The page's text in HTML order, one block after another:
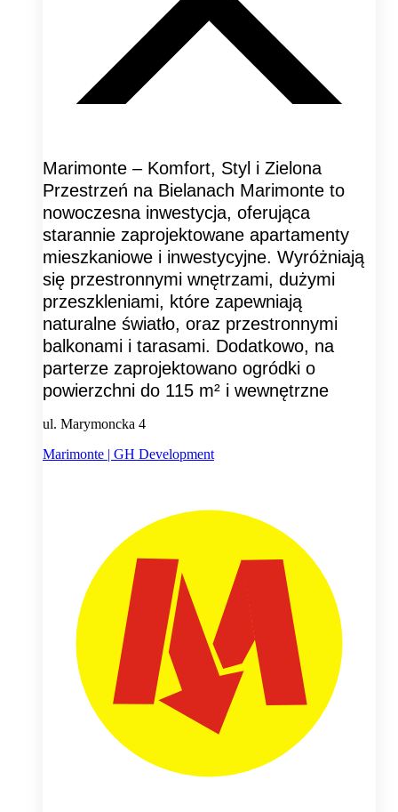
Marimonte – Komfort, Styl i Zielona
Przestrzeń na Bielanach Marimonte to
nowoczesna inwestycja, oferująca
starannie zaprojektowane apartamenty
mieszkaniowe i inwestycyjne. Wyróżniają
się przestronnymi wnętrzami, dużymi
przeszkleniami, które zapewniają
naturalne światło, oraz przestronnymi
balkonami i tarasami. Dodatkowo, na
parterze zaprojektowano ogródki o
powierzchni do 115 m² i wewnętrzne
ul. Marymoncka 4
Marimonte | GH Development